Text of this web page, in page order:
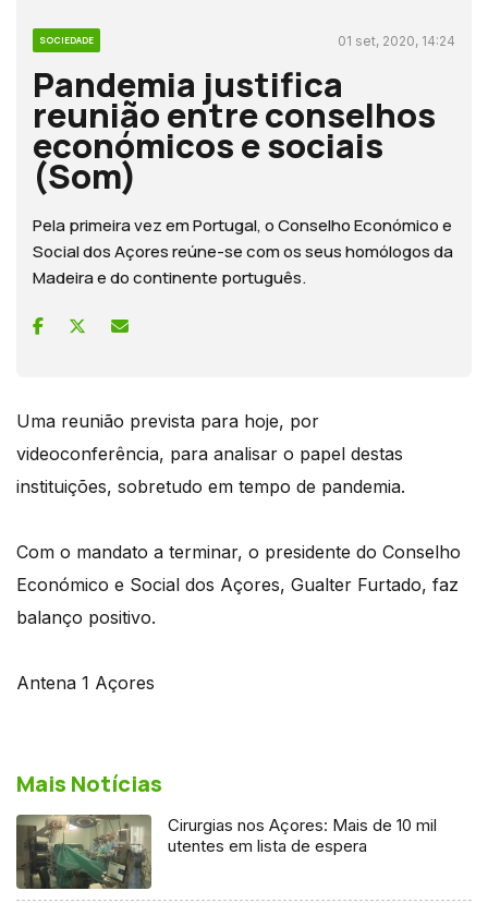
SOCIEDADE 01 set, 2020, 14:24
Pandemia justifica
reunião entre conselhos
económicos e sociais
(Som)
Pela primeira vez em Portugal, o Conselho Económico e
Social dos Açores reúne-se com os seus homólogos da
Madeira e do continente português.
Uma reunião prevista para hoje, por
videoconferência, para analisar o papel destas
instituições, sobretudo em tempo de pandemia.
Com o mandato a terminar, o presidente do Conselho
Económico e Social dos Açores, Gualter Furtado, faz
balanço positivo.
Antena 1 Açores
Mais Notícias
Cirurgias nos Açores: Mais de 10 mil
utentes em lista de espera